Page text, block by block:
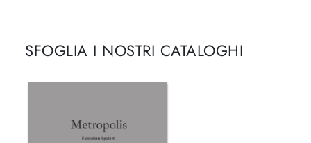
SFOGLIA I NOSTRI CATALOGHI